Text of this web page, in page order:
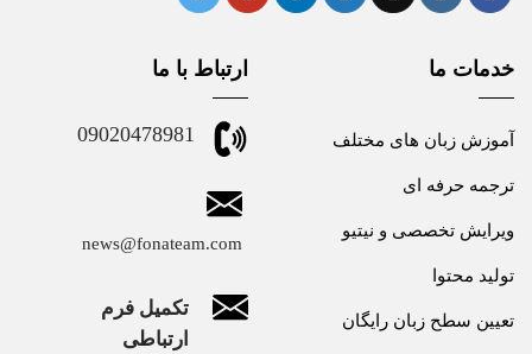
خدمات ما
آموزش زبان های مختلف
ترجمه حرفه ای
ویرایش تخصصی و نیتیو
تولید محتوا
تعیین سطح زبان رایگان
ارتباط با ما
09020478981
news@fonateam.com
تکمیل فرم
ارتباطی